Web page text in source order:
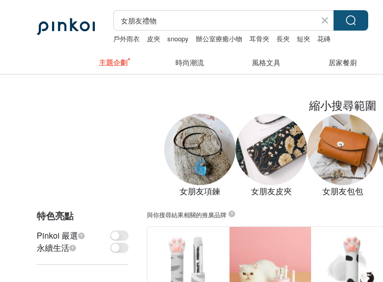
戶外雨衣 皮夾 snoopy 辦公室療癒小物 耳骨夾 長夾 短夾 花磚
主題企劃 時尚潮流 風格文具 居家餐廚
縮小搜尋範圍
女朋友項鍊 女朋友皮夾 女朋友包包
特色亮點
Pinkoi 嚴選
永續生活
與你搜尋結果相關的推廣品牌